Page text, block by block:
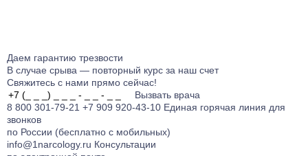
Даем гарантию трезвости
В случае срыва — повторный курс за наш счет
Свяжитесь с нами прямо сейчас!
Вызвать врача
8 800 301-79-21 +7 909 920-43-10 Единая горячая линия для
звонков
по России (бесплатно с мобильных)
info@1narcology.ru Консультации